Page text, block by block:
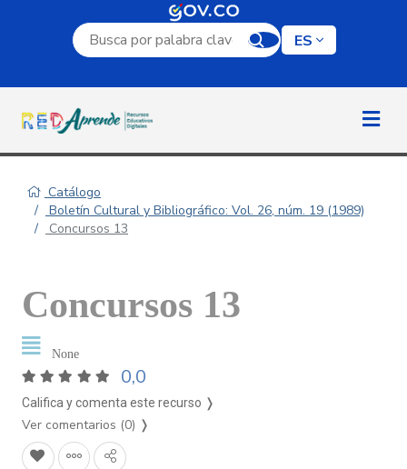
Campo de búsqueda por palabra clave
ES
Catálogo
Boletín Cultural y Bibliográfico: Vol. 26, núm. 19 (1989)
Concursos 13
Concursos 13
None
0,0
Califica y comenta este recurso ❭
Ver comentarios (0) ❭